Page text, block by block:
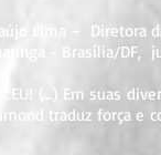
Lima – Diretora
- Brasília/DF,
(...) Em suas
traduz força e